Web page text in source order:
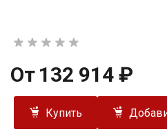
От 132 914 ₽
Купить